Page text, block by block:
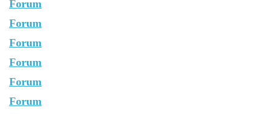
Forum
Forum
Forum
Forum
Forum
Forum